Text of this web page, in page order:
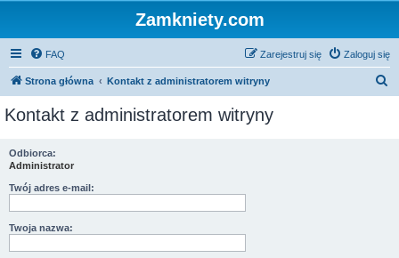
Zamkniety.com
FAQ Zaloguj się
Zarejestruj się
Strona główna Kontakt z administratorem witryny
Kontakt z administratorem witryny
Odbiorca:
Administrator
Twój adres e-mail:
Twoja nazwa: